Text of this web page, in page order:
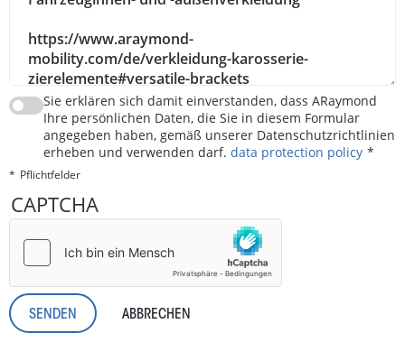
Sie erklären sich damit einverstanden, dass ARaymond
Ihre persönlichen Daten, die Sie in diesem Formular
angegeben haben, gemäß unserer Datenschutzrichtlinien
erheben und verwenden darf. data protection policy
Pflichtfelder
CAPTCHA
ABBRECHEN